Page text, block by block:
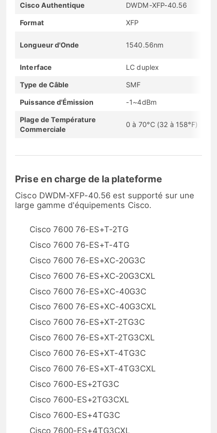
Cisco Authentique DWDM-XFP-40.56
Format XFP
Longueur d'Onde 1540.56nm
Interface LC duplex
Type de Câble SMF
Puissance d'Émission -1~4dBm
Plage de Température
Commerciale
0 à 70°C (32 à 158°F)
Prise en charge de la plateforme
Cisco DWDM-XFP-40.56 est supporté sur une
large gamme d'équipements Cisco.
Cisco 7600 76-ES+T-2TG
Cisco 7600 76-ES+T-4TG
Cisco 7600 76-ES+XC-20G3C
Cisco 7600 76-ES+XC-20G3CXL
Cisco 7600 76-ES+XC-40G3C
Cisco 7600 76-ES+XC-40G3CXL
Cisco 7600 76-ES+XT-2TG3C
Cisco 7600 76-ES+XT-2TG3CXL
Cisco 7600 76-ES+XT-4TG3C
Cisco 7600 76-ES+XT-4TG3CXL
Cisco 7600-ES+2TG3C
Cisco 7600-ES+2TG3CXL
Cisco 7600-ES+4TG3C
Cisco 7600-ES+4TG3CXL